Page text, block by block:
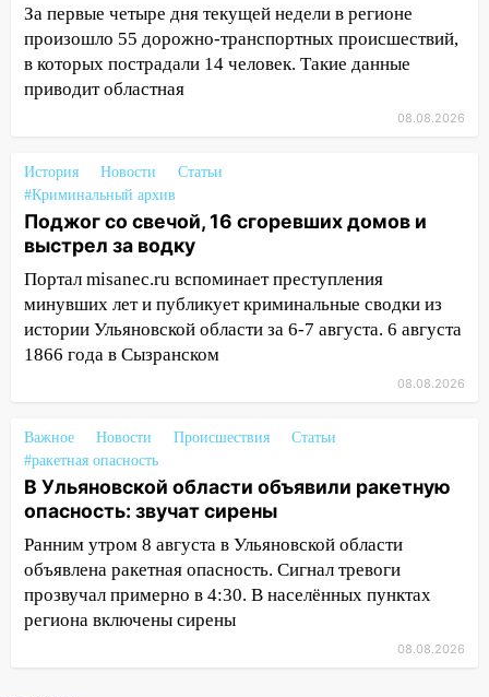
ремонтируют дороги, ставят остановки
и проводят новое освещение
16:35 В Ульяновске установили ещё
девять бункеров для крупногабаритного
16:26
В Ульяновске бесплатно покажут
матч «Волги» под открытым небом
16:12 В Ульяновском госуниверситете
разработают отечественный прибор для
цифровой ПЦР
15:47 Ульяновцы могут вернуть деньги
за абонементы закрывшегося фитнес-
прокуратуры в селах Ульяновской
области привели в порядок детские
площадки
15:27
Прокуратура проверяет
капремонт школы в селе Кивать
15:08 В Кузоватово после прокурорской
проверки обновили разметку на
За первые четыре дня текущей недели в регионе
произошло 55 дорожно-транспортных происшествий,
в которых пострадали 14 человек. Такие данные
приводит областная
08.08.2026
История Новости
Статьи
#Криминальный архив
Поджог со свечой, 16 сгоревших домов и
выстрел за водку
Портал misanec.ru вспоминает преступления
минувших лет и публикует криминальные сводки из
истории Ульяновской области за 6-7 августа. 6 августа
1866 года в Сызранском
08.08.2026
Важное Новости Происшествия
Статьи
#ракетная опасность
В Ульяновской области объявили ракетную
опасность: звучат сирены
Ранним утром 8 августа в Ульяновской области
объявлена ракетная опасность. Сигнал тревоги
прозвучал примерно в 4:30. В населённых пунктах
региона включены сирены
08.08.2026